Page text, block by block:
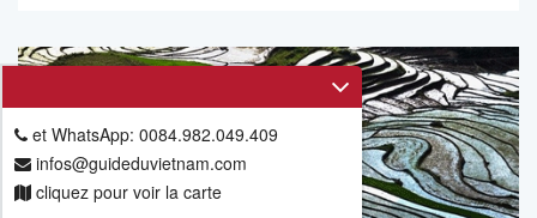
et WhatsApp: 0084.982.049.409
infos@guideduvietnam.com
cliquez pour voir la carte